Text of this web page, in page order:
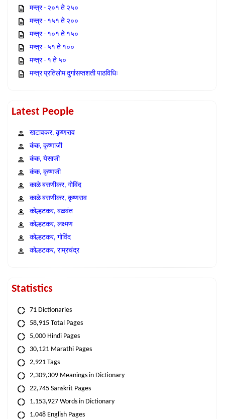
मन्त्र - २०१ ते २५०
मन्त्र - १५१ ते २००
मन्त्र - १०१ ते १५०
मन्त्र - ५१ ते १००
मन्त्र - १ ते ५०
मन्त्र प्रतिलोम दुर्गासप्तशती पाठविधिः
Latest People
खटावकर, कृष्णराव
कंक, कृष्णाजी
कंक, येसाजी
कंक, कृष्णजी
काळे बसणीकर, गोविंद
काळे बसणीकर, कृष्णराव
कोल्हटकर, बळवंत
कोल्हटकर, लक्ष्मण
कोल्हटकर, गोविंद
कोल्हटकर, राम्रचंद्र
Statistics
71 Dictionaries
58,915 Total Pages
5,000 Hindi Pages
30,121 Marathi Pages
2,921 Tags
2,309,309 Meanings in Dictionary
22,745 Sanskrit Pages
1,153,927 Words in Dictionary
1,048 English Pages